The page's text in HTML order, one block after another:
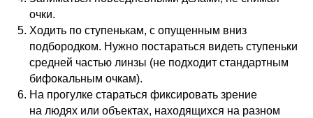
очки.
Ходить по ступенькам, с опущенным вниз
подбородком. Нужно постараться видеть ступеньки
средней частью линзы (не подходит стандартным
бифокальным очкам).
На прогулке стараться фиксировать зрение
на людях или объектах, находящихся на разном